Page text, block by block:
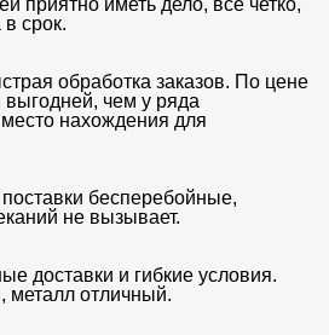
срок.
обработка заказов. По цене
чем у ряда
нахождения для
бесперебойные,
не вызывает.
доставки и гибкие условия.
металл отличный.